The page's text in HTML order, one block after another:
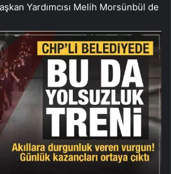
Yardımcısı Melih Morsünbül de